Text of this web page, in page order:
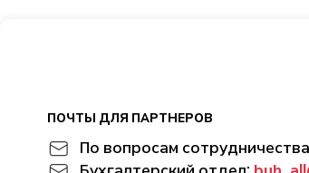
ПОЧТЫ ДЛЯ ПАРТНЕРОВ
По вопросам